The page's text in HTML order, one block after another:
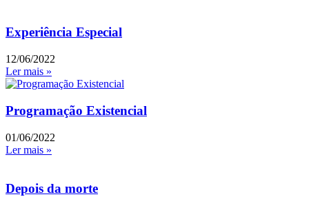
Experiência Especial
12/06/2022
Ler mais »
Programação Existencial
01/06/2022
Ler mais »
Depois da morte